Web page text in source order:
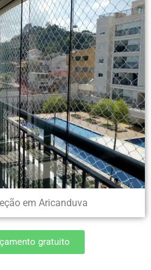
em Aricanduva
gratuito